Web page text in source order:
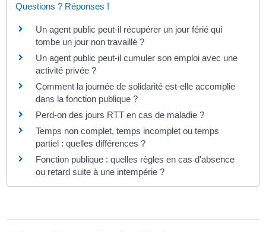
Questions ? Réponses !
Un agent public peut-il récupérer un jour férié qui
tombe un jour non travaillé ?
Un agent public peut-il cumuler son emploi avec une
activité privée ?
Comment la journée de solidarité est-elle accomplie
dans la fonction publique ?
Perd-on des jours RTT en cas de maladie ?
Temps non complet, temps incomplet ou temps
partiel : quelles différences ?
Fonction publique : quelles règles en cas d'absence
ou retard suite à une intempérie ?